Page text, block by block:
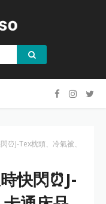
⏰J-Tex枕頭、冷氣被、
快閃⏰J-